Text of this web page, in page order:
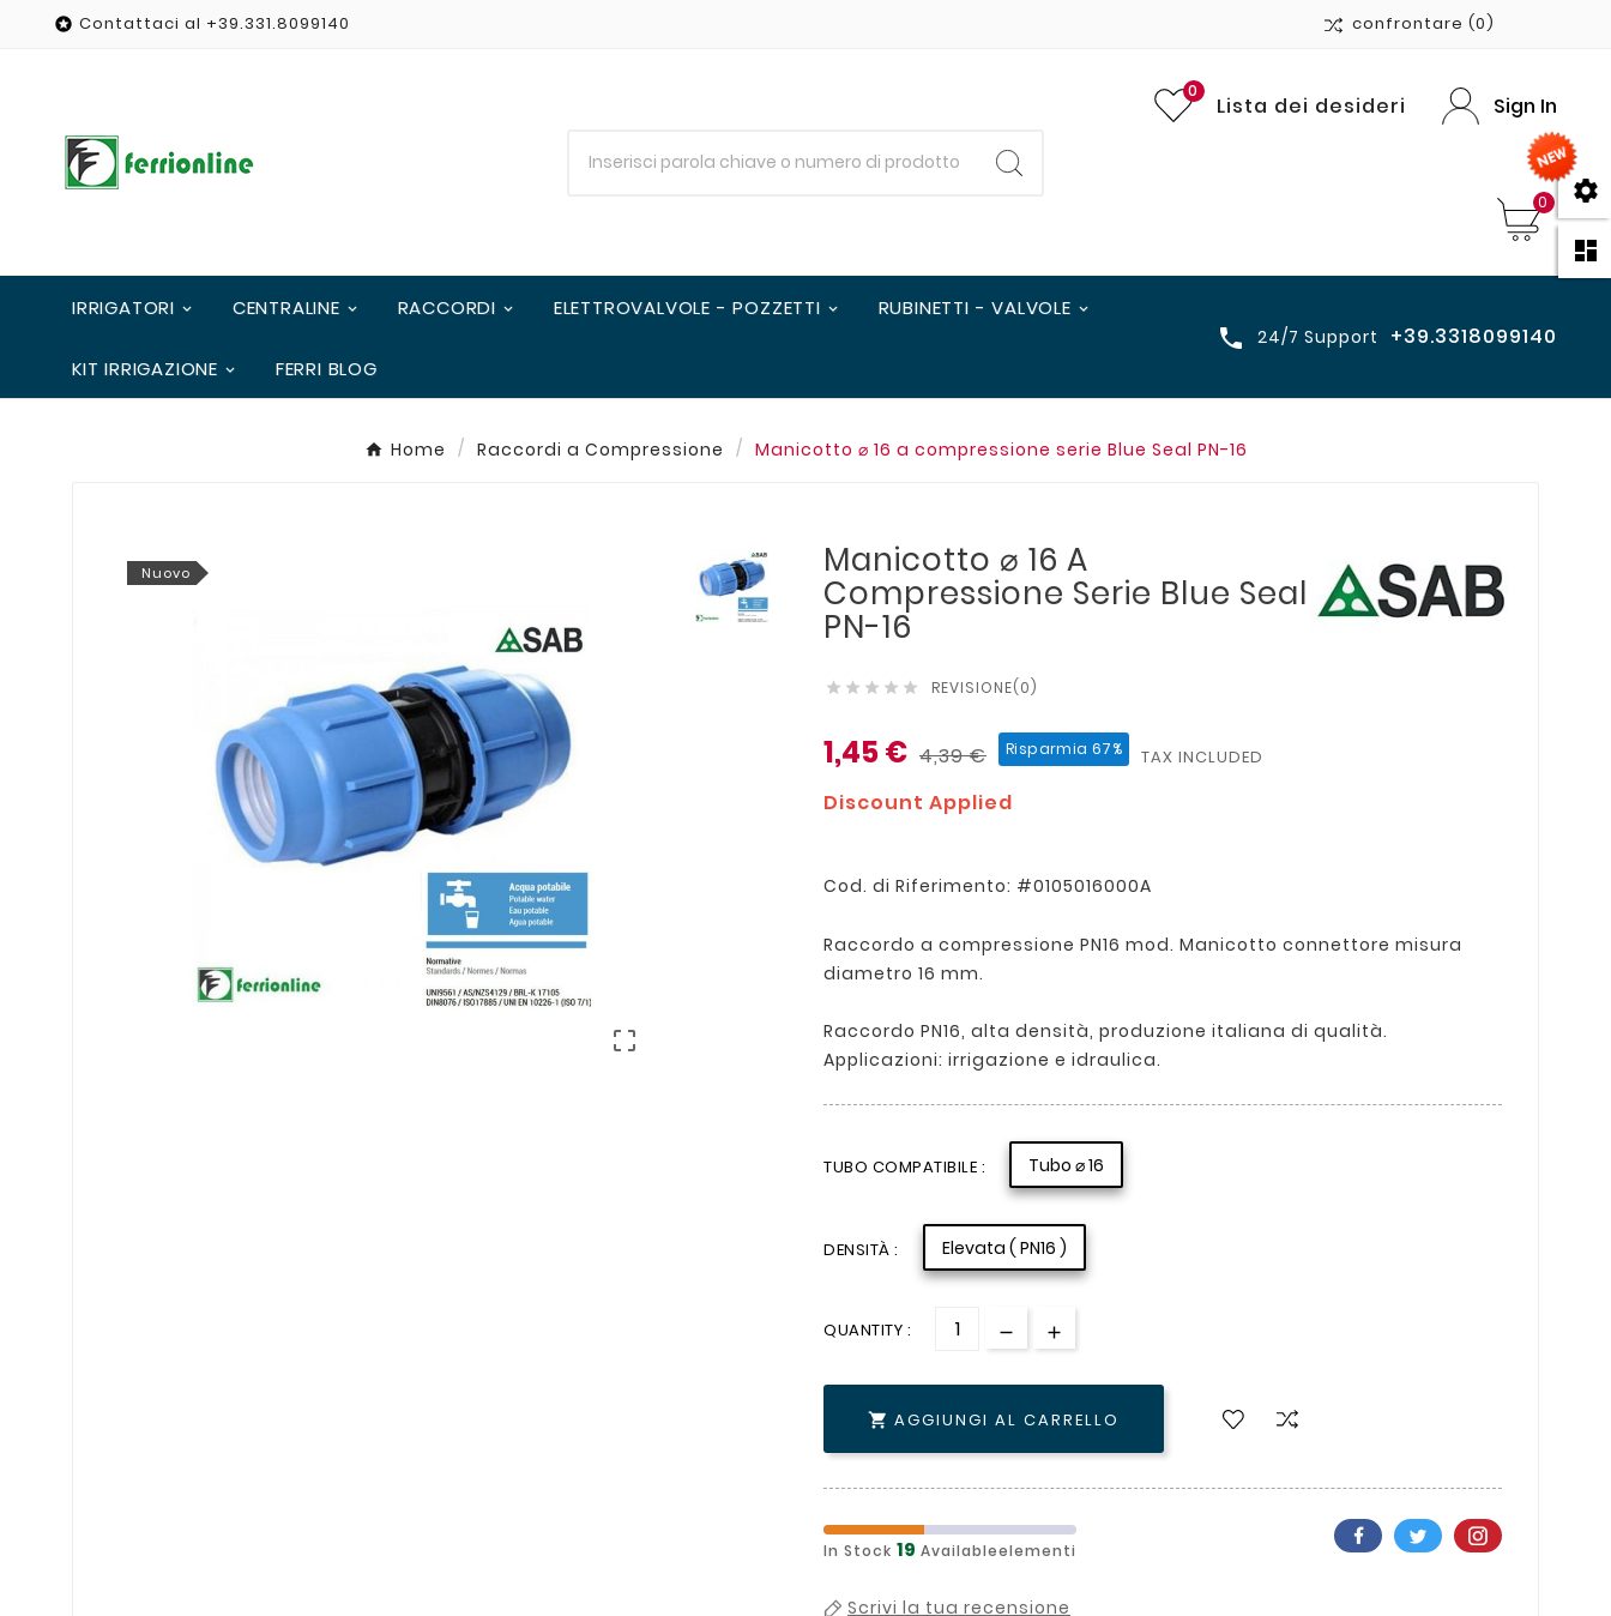


 Contattaci al +39.331.8099140 confrontare (0)
Lista dei desideri
0
Sign In
0
IRRIGATORI CENTRALINE RACCORDI ELETTROVALVOLE - POZZETTI RUBINETTI - VALVOLE
KIT IRRIGAZIONE FERRI BLOG
 24/7 Support +39.3318099140
Home Raccordi a Compressione Manicotto ⌀ 16 a compressione serie Blue Seal PN-16
Nuovo

Manicotto ⌀ 16 A
Compressione Serie Blue Seal
PN-16
     REVISIONE(0)
1,45 € 4,39 € Risparmia 67% TAX INCLUDED
Discount Applied
Cod. di Riferimento: #0105016000A
Raccordo a compressione PN16 mod. Manicotto connettore misura
diametro 16 mm.
Raccordo PN16, alta densità, produzione italiana di qualità.
Applicazioni: irrigazione e idraulica.
TUBO COMPATIBILE : Tubo ⌀ 16
DENSITÀ : Elevata ( PN16 )
QUANTITY :
 AGGIUNGI AL CARRELLO
In Stock 19 Availableelementi
Scrivi la tua recensione